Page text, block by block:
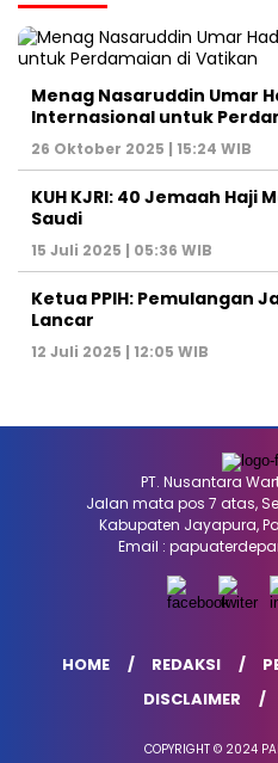
Menag Nasaruddin Umar
Internasional untuk
26 Oktober 2025 | 15:24 WIB
KUH KJRI: 40 Jemaah Haji
Saudi
15 Juli 2025 | 05:36 WIB
Ketua PPIH: Pemulangan
Lancar
12 Juli 2025 | 12:05 WIB
PT. Nusantara
Jalan mata pos 7 atas,
Kabupaten Jayapura,
Email :
HOME REDAKSI
DISCLAIMER
COPYRIGHT © 2024